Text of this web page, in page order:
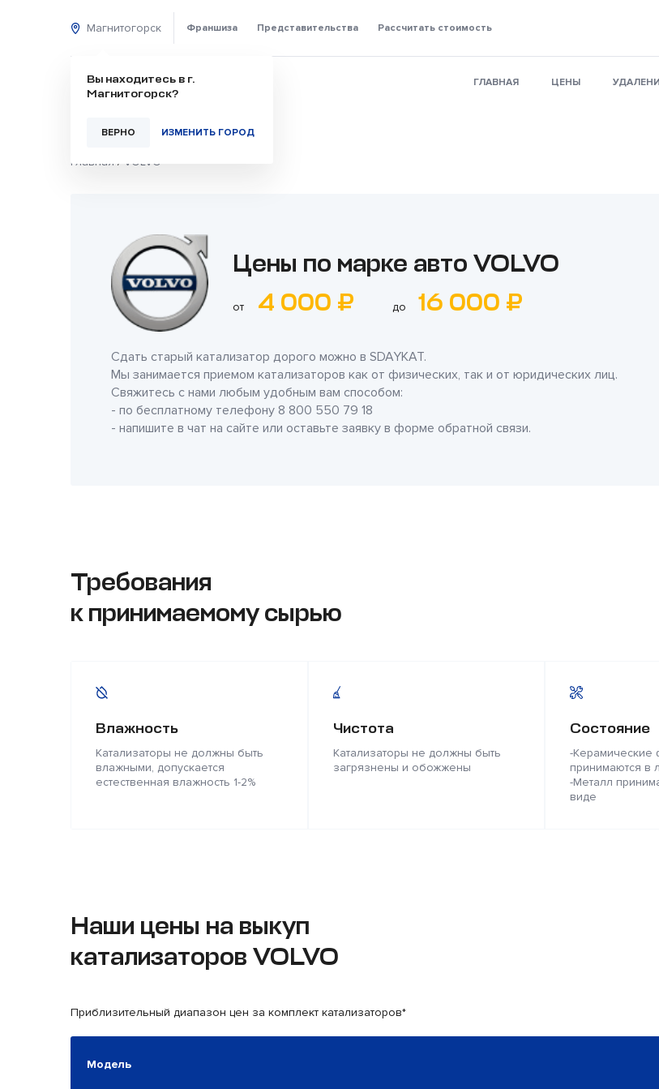
Магнитогорск
Вы находитесь в г.
Магнитогорск?
ВЕРНО ИЗМЕНИТЬ ГОРОД
Франшиза Представительства Рассчитать стоимость
ГЛАВНАЯ ЦЕНЫ
Главная / VOLVO
Цены по марке авто VOLVO
от 4 000 ₽ до 16 000 ₽
Сдать старый катализатор дорого можно в SDAYKAT.
Мы занимается приемом катализаторов как от физических, так и от юридических лиц.
Свяжитесь с нами любым удобным вам способом:
- по бесплатному телефону 8 800 550 79 18
- напишите в чат на сайте или оставьте заявку в форме обратной связи.
Требования
к принимаемому сырью
Влажность
Катализаторы не должны быть
влажными, допускается
естественная влажность 1-2%
Чистота
Катализаторы не должны быть
загрязнены и обожжены
Состояние
-Керамические
принимаются в
-Металл
виде
Наши цены на выкуп
катализаторов VOLVO
Приблизительный диапазон цен за комплект катализаторов*
Модель